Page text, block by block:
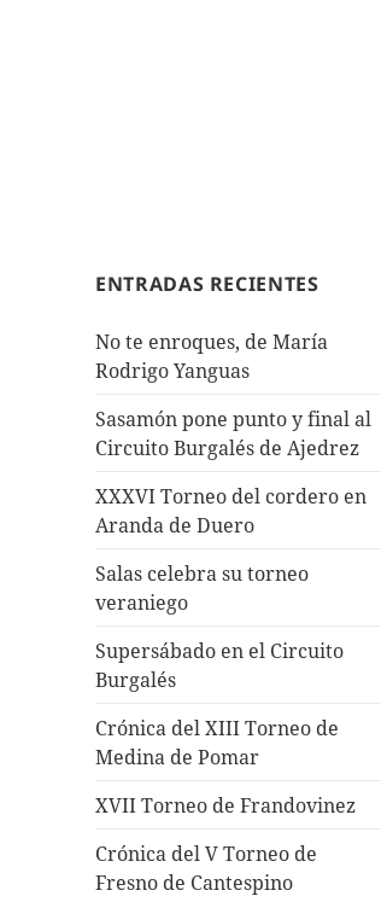
ENTRADAS RECIENTES
No te enroques, de María
Rodrigo Yanguas
Sasamón pone punto y final al
Circuito Burgalés de Ajedrez
XXXVI Torneo del cordero en
Aranda de Duero
Salas celebra su torneo
veraniego
Supersábado en el Circuito
Burgalés
Crónica del XIII Torneo de
Medina de Pomar
XVII Torneo de Frandovinez
Crónica del V Torneo de
Fresno de Cantespino